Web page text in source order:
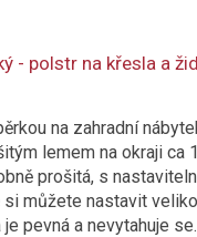
- polstr na křesla a
na zahradní
lemem na okraji ca
prošitá, s
si můžete nastavit
pevná a nevytahuje